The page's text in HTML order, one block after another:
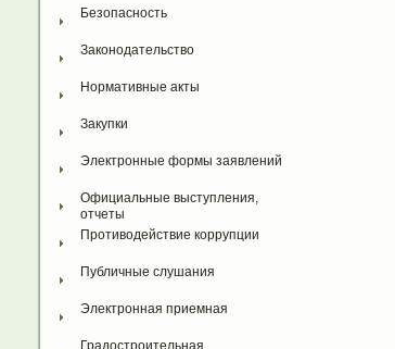
Безопасность
Законодательство
Нормативные акты
Закупки
Электронные формы заявлений
Официальные выступления,
отчеты
Противодействие коррупции
Публичные слушания
Электронная приемная